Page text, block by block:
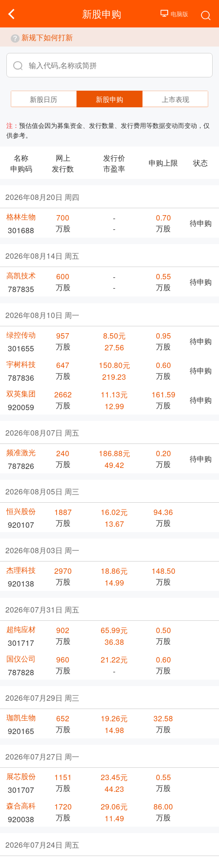
新股申购
新规下如何打新
新股日历 新股申购 上市表现
注：预估值会因为募集资金、发行数量、发行费用等数据变动而变动，仅
供参考。
名称
申购码
网上
发行数
发行价
市盈率
申购上限 状态
2026年08月20日 周四
格林生物
301688
700
万股
-
-
0.70
万股
待申购
2026年08月14日 周五
高凯技术
787835
600
万股
-
-
0.55
万股
待申购
2026年08月10日 周一
绿控传动
301655
957
万股
8.50元
27.56
0.95
万股
待申购
宇树科技
787836
647
万股
150.80元
219.23
0.60
万股
待申购
双英集团
920059
2662
万股
11.13元
12.99
161.59
万股
待申购
2026年08月07日 周五
频准激光
787826
240
万股
186.88元
49.42
0.20
万股
待申购
2026年08月05日 周三
恒兴股份
920107
1887
万股
16.02元
13.67
94.36
万股
2026年08月03日 周一
杰理科技
920138
2970
万股
18.86元
14.99
148.50
万股
2026年07月31日 周五
超纯应材
301717
902
万股
65.99元
36.38
0.50
万股
国仪公司
787828
960
万股
21.22元
-
0.60
万股
2026年07月29日 周三
珈凯生物
920165
652
万股
19.26元
14.98
32.58
万股
2026年07月27日 周一
展芯股份
301707
1151
万股
23.45元
44.23
0.55
万股
森合高科
920038
1720
万股
29.06元
11.49
86.00
万股
2026年07月24日 周五